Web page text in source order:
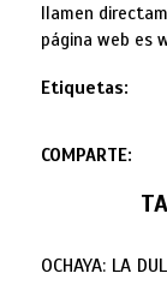
llamen
página web es
Etiquetas:
COMPARTE:
OCHAYA: LA